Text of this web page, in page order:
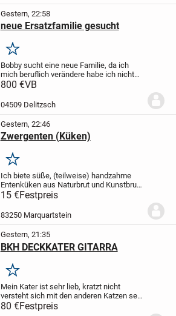
Gestern, 22:58
neue Ersatzfamilie gesucht
Merken
Bobby sucht eine neue Familie, da ich
mich beruflich verändere habe ich nicht
mehr die Zeit für ihn die er braucht.
verspieltZu seiner Bezugsperson sehr...
800 €VB
04509 Delitzsch
Gestern, 22:46
Zwergenten (Küken)
Merken
Ich biete süße, (teilweise) handzahme
Entenküken aus Naturbrut und Kunstbrut.
Sie suchen ein schönes Zuhause mit
Badegelegenheiten.
wildfarbig, wildfarbig-gescheckt, silber-
wildfarbig,...
15 €Festpreis
83250 Marquartstein
Gestern, 21:35
BKH DECKKATER GITARRA
Merken
Mein Kater ist sehr lieb, kratzt nicht
versteht sich mit den anderen Katzen sehr
gut. Sie können ihre Katze zu uns bringen.
Ihre Katze bleibt 4-5 Tagen bei uns, falls
80 €Festpreis